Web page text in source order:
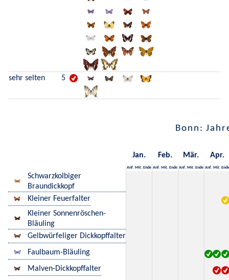
sehr selten 5
Bonn:
Jan. Feb. Mär. Apr.
Anf. Mit. Ende Anf. Mit. Ende Anf. Mit. Ende Anf. Mit. Ende
Schwarzkolbiger
Braundickkopf
Kleiner Feuerfalter
Kleiner Sonnenröschen-
Bläuling
Gelbwürfeliger Dickkopffalter
Faulbaum-Bläuling
Malven-Dickkopffalter